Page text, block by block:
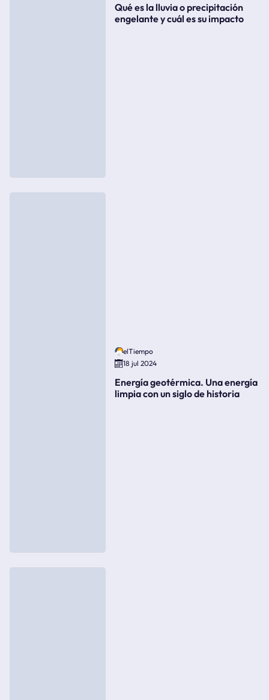
Qué es la lluvia o precipitación
engelante y cuál es su impacto
elTiempo
18 jul 2024
Energía geotérmica. Una energía
limpia con un siglo de historia